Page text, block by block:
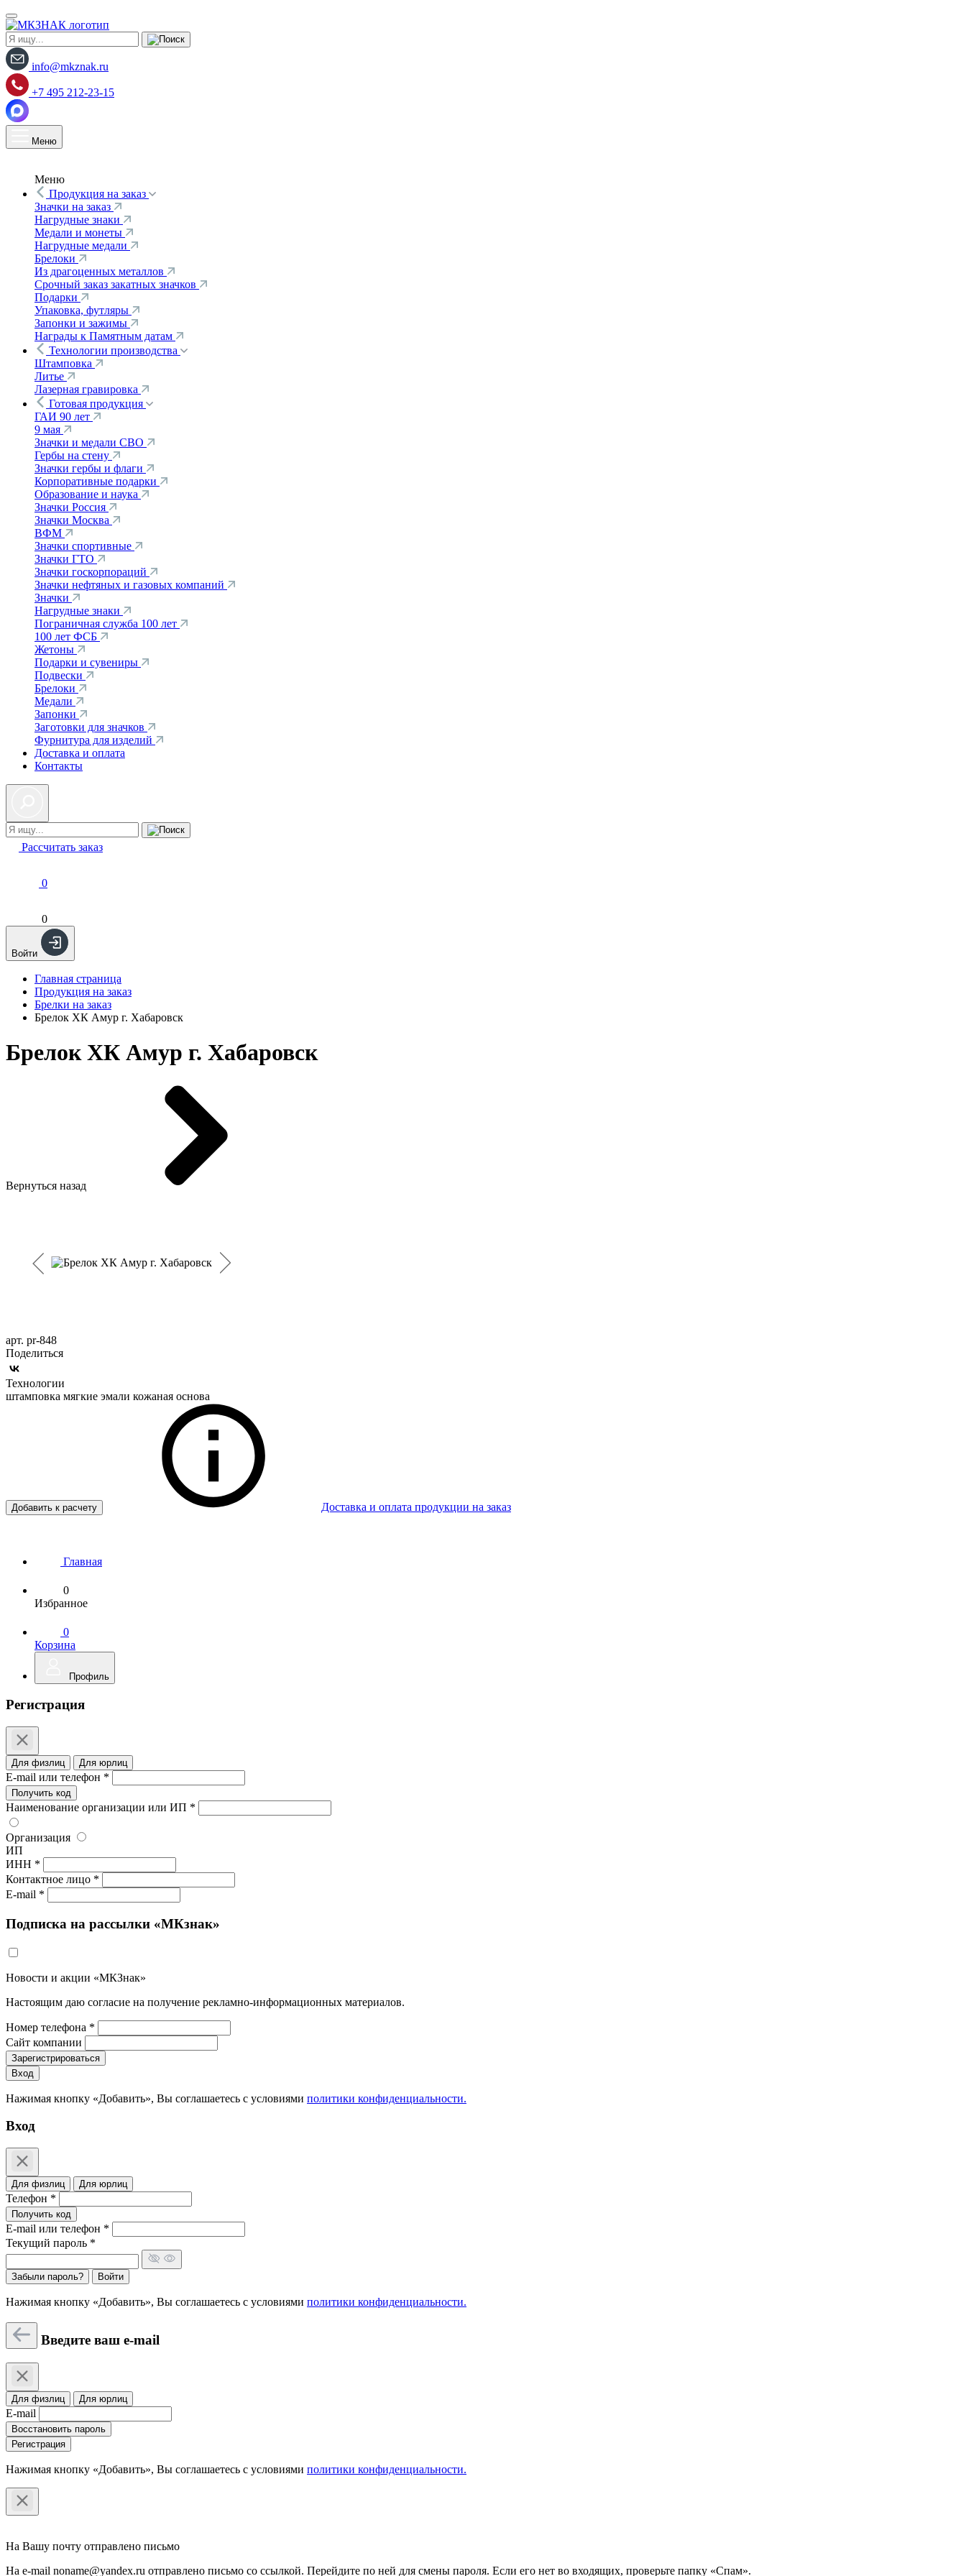
info@mkznak.ru
+7 495 212-23-15
Меню
Меню
Продукция на заказ
Значки на заказ
Нагрудные знаки
Медали и монеты
Нагрудные медали
Брелоки
Из драгоценных металлов
Срочный заказ закатных значков
Подарки
Упаковка, футляры
Запонки и зажимы
Награды к Памятным датам
Технологии производства
Штамповка
Литье
Лазерная гравировка
Готовая продукция
ГАИ 90 лет
9 мая
Значки и медали СВО
Гербы на стену
Значки гербы и флаги
Корпоративные подарки
Образование и наука
Значки Россия
Значки Москва
ВФМ
Значки спортивные
Значки ГТО
Значки госкорпораций
Значки нефтяных и газовых компаний
Значки
Нагрудные знаки
Пограничная служба 100 лет
100 лет ФСБ
Жетоны
Подарки и сувениры
Подвески
Брелоки
Медали
Запонки
Заготовки для значков
Фурнитура для изделий
Доставка и оплата
Контакты
Рассчитать заказ
0
0
Войти
Главная страница
Продукция на заказ
Брелки на заказ
Брелок ХК Амур г. Хабаровск
Брелок ХК Амур г. Хабаровск
Вернуться назад
арт. pr-848
Поделиться
Технологии
штамповка мягкие эмали кожаная основа
Добавить к расчету Доставка и оплата продукции на заказ
Главная
0
Избранное
0
Корзина
Профиль
Регистрация
Для физлиц Для юрлиц
E-mail или телефон *
Получить код
Наименование организации или ИП *
Организация
ИП
ИНН *
Контактное лицо *
E-mail *
Подписка на рассылки «МКзнак»
Новости и акции «МКЗнак»
Настоящим даю согласие на получение рекламно-информационных материалов.
Номер телефона *
Сайт компании
Зарегистрироваться
Вход
Нажимая кнопку «Добавить», Вы соглашаетесь c условиями политики конфиденциальности.
Вход
Для физлиц Для юрлиц
Телефон *
Получить код
E-mail или телефон *
Текущий пароль *
Забыли пароль? Войти
Нажимая кнопку «Добавить», Вы соглашаетесь c условиями политики конфиденциальности.
Введите ваш e-mail
Для физлиц Для юрлиц
E-mail
Восстановить пароль
Регистрация
Нажимая кнопку «Добавить», Вы соглашаетесь c условиями политики конфиденциальности.
На Вашу почту отправлено письмо
На e-mail noname@yandex.ru отправлено письмо со ссылкой. Перейдите по ней для смены пароля. Если его нет во входящих, проверьте папку «Спам».